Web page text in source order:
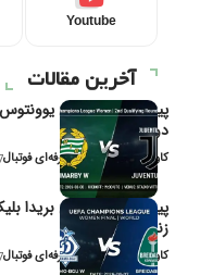
Youtube
آخرین مقالات
پیش‌بینی و تحلیل یوونتوس
دوم مرحله
کاوه نیک‌فر، تحلیل‌گر حرفه‌ای فوتبال7
زنان یوفا
کاوه نیک‌فر، تحلیل‌گر حرفه‌ای فوتبال7